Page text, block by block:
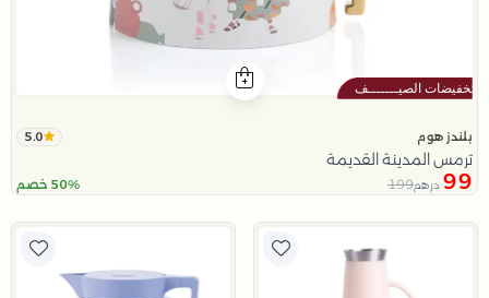
بلندز هوم 5.0
ترمس المدينة القديمة
99 درهم199 50% خصم